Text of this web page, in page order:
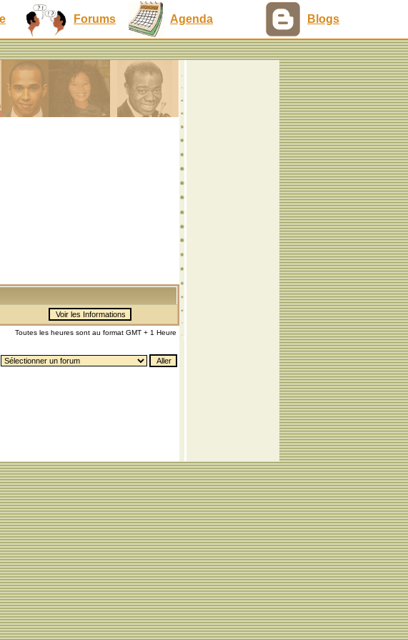
Forums Agenda Blogs
Toutes les heures sont au format GMT + 1 Heure